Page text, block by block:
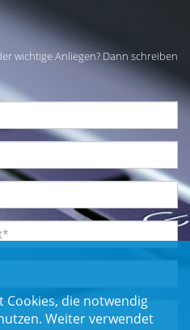
wichtige Anliegen? Dann schreiben
Cookies, die notwendig
Weiter verwendet